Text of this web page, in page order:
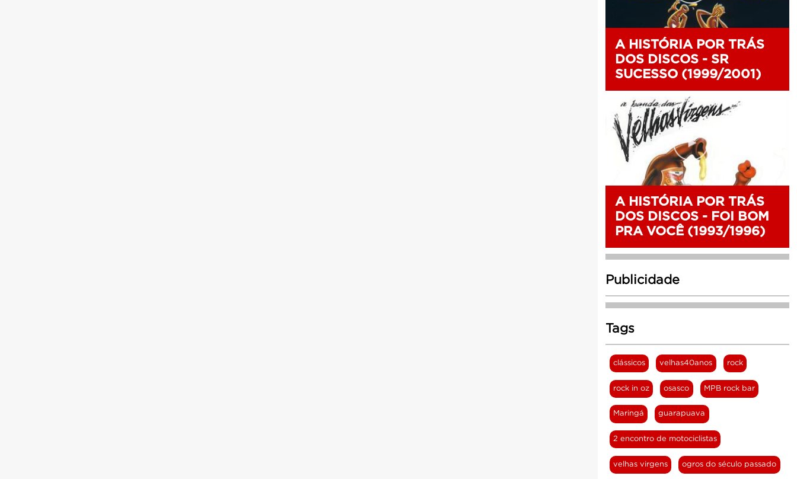
A HISTÓRIA POR TRÁS
DOS DISCOS - SR
SUCESSO (1999/2001)
A HISTÓRIA POR TRÁS
DOS DISCOS - FOI BOM
PRA VOCÊ (1993/1996)
Publicidade
Tags
clássicos velhas40anos rock
rock in oz osasco MPB rock bar
Maringá guarapuava
2 encontro de motociclistas
velhas virgens ogros do século passado